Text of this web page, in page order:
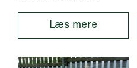
Læs mere